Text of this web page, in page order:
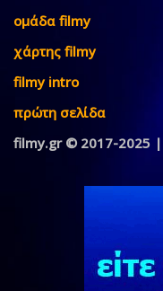
ομάδα filmy
χάρτης filmy
filmy intro
πρώτη σελίδα
filmy.gr © 2017-2025